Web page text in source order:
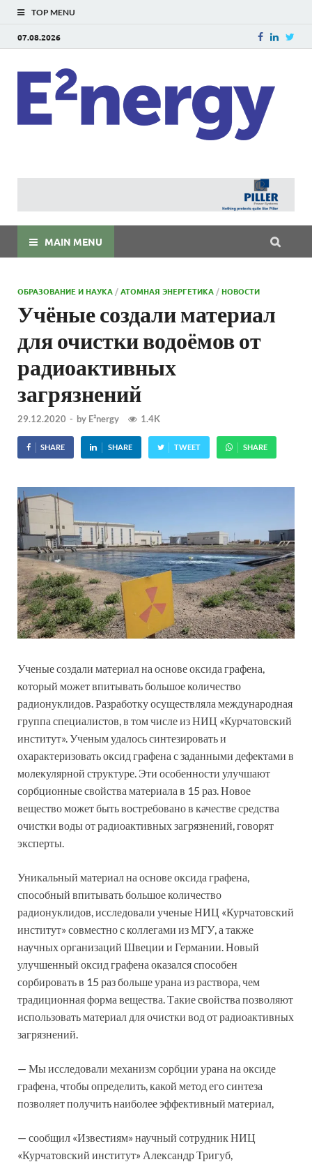
TOP MENU
07.08.2026
MAIN MENU
ОБРАЗОВАНИЕ И НАУКА /АТОМНАЯ ЭНЕРГЕТИКА /НОВОСТИ
Учёные создали материал
для очистки водоёмов от
радиоактивных
загрязнений
29.12.2020 - by E²nergy 1.4K
SHARE SHARE TWEET SHARE
Ученые создали материал на основе оксида графена,
который может впитывать большое количество
радионуклидов. Разработку осуществляла международная
группа специалистов, в том числе из НИЦ «Курчатовский
институт». Ученым удалось синтезировать и
охарактеризовать оксид графена с заданными дефектами в
молекулярной структуре. Эти особенности улучшают
сорбционные свойства материала в 15 раз. Новое
вещество может быть востребовано в качестве средства
очистки воды от радиоактивных загрязнений, говорят
эксперты.
Уникальный материал на основе оксида графена,
способный впитывать большое количество
радионуклидов, исследовали ученые НИЦ «Курчатовский
институт» совместно с коллегами из МГУ, а также
научных организаций Швеции и Германии. Новый
улучшенный оксид графена оказался способен
сорбировать в 15 раз больше урана из раствора, чем
традиционная форма вещества. Такие свойства позволяют
использовать материал для очистки вод от радиоактивных
загрязнений.
— Мы исследовали механизм сорбции урана на оксиде
графена, чтобы определить, какой метод его синтеза
позволяет получить наиболее эффективный материал,
— сообщил «Известиям» научный сотрудник НИЦ
«Курчатовский институт» Александр Тригуб,